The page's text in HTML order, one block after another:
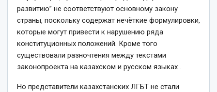
развитию” не соответствуют основному закону
страны, поскольку содержат нечёткие формулировки,
которые могут привести к нарушению ряда
конституционных положений. Кроме того
существовали разночтения между текстами
законопроекта на казахском и русском языках .
Но представители казахстанских ЛГБТ не стали